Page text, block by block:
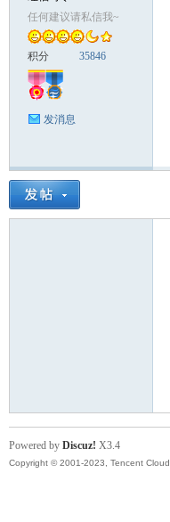
任何建议请私信我~
积分 35846
发消息
Powered by Discuz! X3.4
Copyright © 2001-2023, Tencent Cloud.